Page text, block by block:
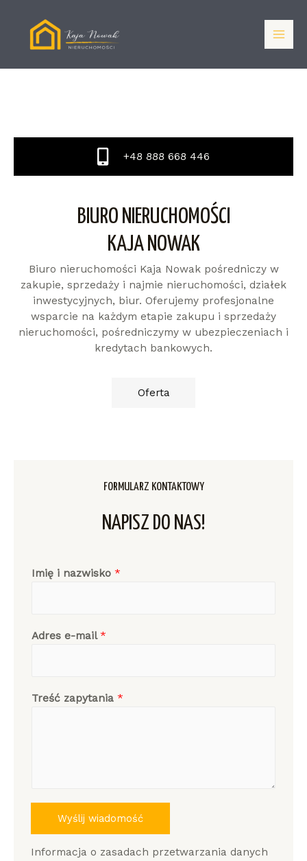
+48 888 668 446
BIURO NIERUCHOMOŚCI
KAJA NOWAK
Biuro nieruchomości Kaja Nowak pośredniczy w
zakupie, sprzedaży i najmie nieruchomości, działek
inwestycyjnych, biur. Oferujemy profesjonalne
wsparcie na każdym etapie zakupu i sprzedaży
nieruchomości, pośredniczymy w ubezpieczeniach i
kredytach bankowych.
Oferta
FORMULARZ KONTAKTOWY
NAPISZ DO NAS!
Imię i nazwisko *
Adres e-mail*
Treść zapytania *
Wyślij wiadomość
Informacja o zasadach przetwarzania danych